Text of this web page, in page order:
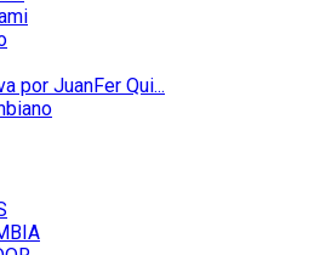
por JuanFer Qui...